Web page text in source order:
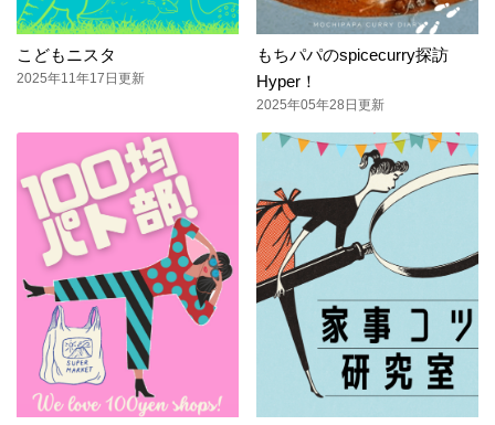
こどもニスタ
2025年11年17日更新
もちパパのspicecurry探訪
Hyper！
2025年05年28日更新